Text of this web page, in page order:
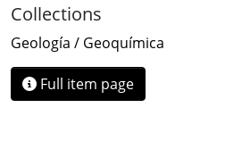
Collections
Geología / Geoquímica
Full item page